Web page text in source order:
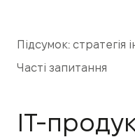
Підсумок: стратегія
Часті запитання
IT-